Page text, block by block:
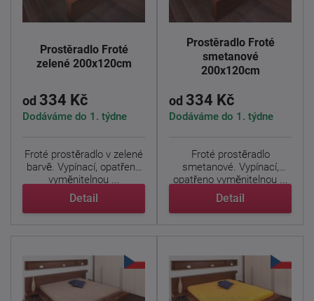
Prostěradlo Froté
zelené 200x120cm
od 334 Kč
Dodáváme do 1. týdne
Froté prostěradlo v zelené
barvě. Vypínací, opatřeno
vyměnitelnou ...
Detail
Prostěradlo Froté
smetanové
200x120cm
od 334 Kč
Dodáváme do 1. týdne
Froté prostěradlo
smetanové. Vypínací,
opatřeno vyměnitelnou ...
Detail